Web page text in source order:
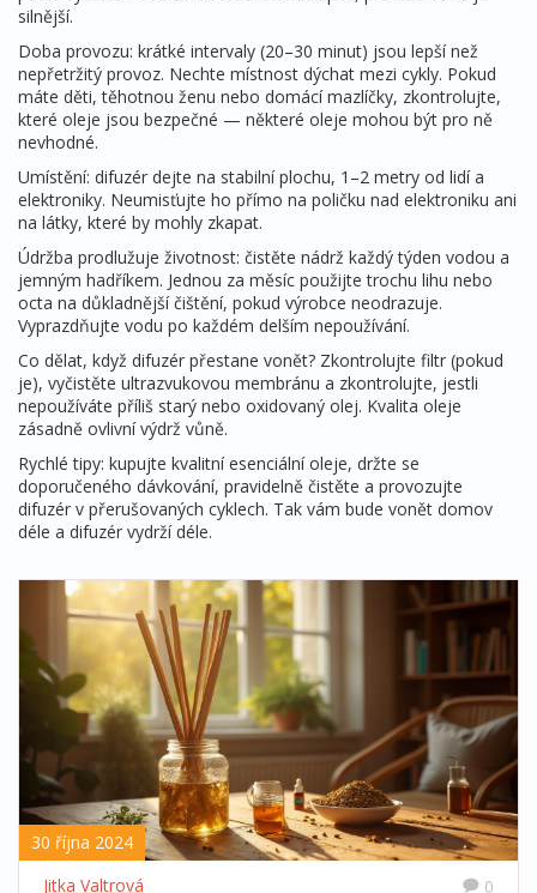
silnější.
Doba provozu: krátké intervaly (20–30 minut) jsou lepší než
nepřetržitý provoz. Nechte místnost dýchat mezi cykly. Pokud
máte děti, těhotnou ženu nebo domácí mazlíčky, zkontrolujte,
které oleje jsou bezpečné — některé oleje mohou být pro ně
nevhodné.
Umístění: difuzér dejte na stabilní plochu, 1–2 metry od lidí a
elektroniky. Neumisťujte ho přímo na poličku nad elektroniku ani
na látky, které by mohly zkapat.
Údržba prodlužuje životnost: čistěte nádrž každý týden vodou a
jemným hadříkem. Jednou za měsíc použijte trochu lihu nebo
octa na důkladnější čištění, pokud výrobce neodrazuje.
Vyprazdňujte vodu po každém delším nepoužívání.
Co dělat, když difuzér přestane vonět? Zkontrolujte filtr (pokud
je), vyčistěte ultrazvukovou membránu a zkontrolujte, jestli
nepoužíváte příliš starý nebo oxidovaný olej. Kvalita oleje
zásadně ovlivní výdrž vůně.
Rychlé tipy: kupujte kvalitní esenciální oleje, držte se
doporučeného dávkování, pravidelně čistěte a provozujte
difuzér v přerušovaných cyklech. Tak vám bude vonět domov
déle a difuzér vydrží déle.
30 října 2024
Jitka Valtrová
0